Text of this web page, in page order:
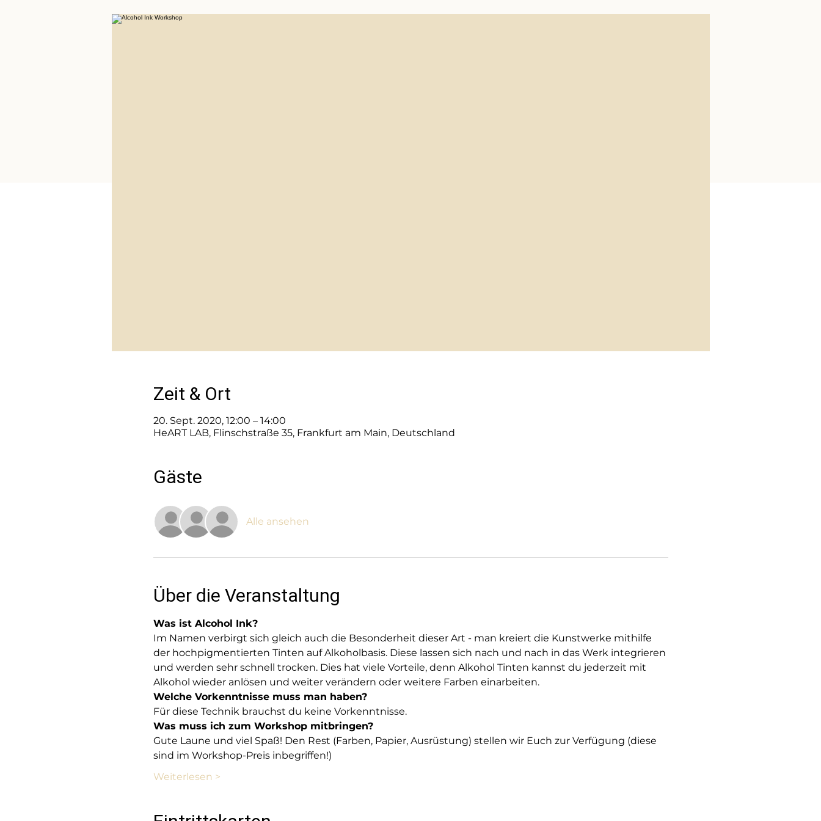
Zeit & Ort
20. Sept. 2020, 12:00 – 14:00
HeART LAB, Flinschstraße 35, Frankfurt am Main, Deutschland
Gäste
Alle ansehen
Über die Veranstaltung
Was ist Alcohol Ink?
Im Namen verbirgt sich gleich auch die Besonderheit dieser Art - man kreiert die Kunstwerke mithilfe
der hochpigmentierten Tinten auf Alkoholbasis. Diese lassen sich nach und nach in das Werk integrieren
und werden sehr schnell trocken. Dies hat viele Vorteile, denn Alkohol Tinten kannst du jederzeit mit
Alkohol wieder anlösen und weiter verändern oder weitere Farben einarbeiten.
Welche Vorkenntnisse muss man haben?
Für diese Technik brauchst du keine Vorkenntnisse.
Was muss ich zum Workshop mitbringen?
Gute Laune und viel Spaß! Den Rest (Farben, Papier, Ausrüstung) stellen wir Euch zur Verfügung (diese
sind im Workshop-Preis inbegriffen!)
Weiterlesen >